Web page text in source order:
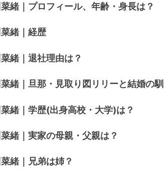
緒｜プロフィール、年齢・身長は？
緒｜経歴
緒｜退社理由は？
緒｜旦那・見取り図リリーと結婚の
緒｜学歴(出身高校・大学)は？
緒｜実家の母親・父親は？
緒｜兄弟は姉？